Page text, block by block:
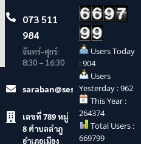
073 511
984
จันทร์-ศุกร์:
8:30 – 16:30
saraban@sesaonara.go.th
เลขที่ 789 หมู่
8 ตำบลลำภู
อำเภอเมือง
Users Today
: 904
Users
Yesterday : 962
This Year :
264374
Total Users :
669799